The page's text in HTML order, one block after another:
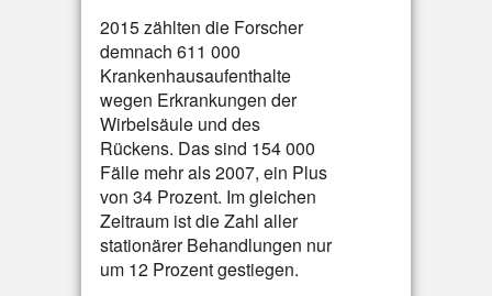
2015 zählten die Forscher
demnach 611 000
Krankenhausaufenthalte
wegen Erkrankungen der
Wirbelsäule und des
Rückens. Das sind 154 000
Fälle mehr als 2007, ein Plus
von 34 Prozent. Im gleichen
Zeitraum ist die Zahl aller
stationärer Behandlungen nur
um 12 Prozent gestiegen.